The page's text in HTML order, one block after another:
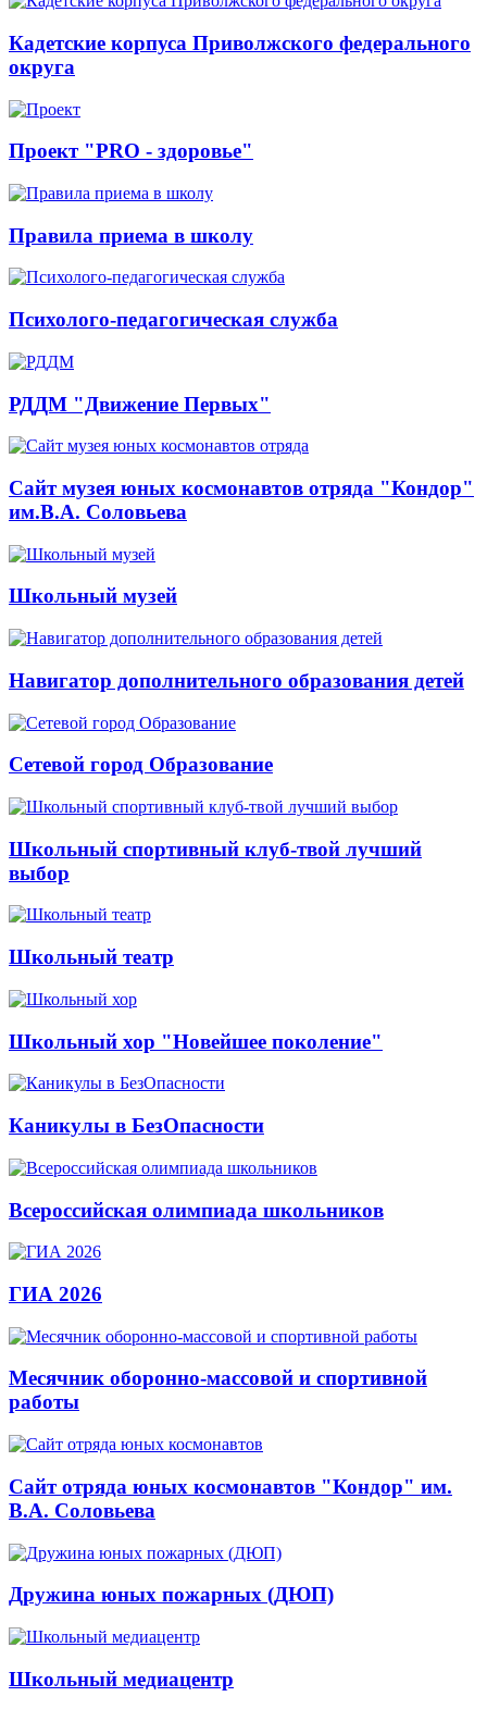
Кадетские корпуса Приволжского федерального
округа
Проект "PRO - здоровье"
Правила приема в школу
Психолого-педагогическая служба
РДДМ "Движение Первых"
Сайт музея юных космонавтов отряда "Кондор"
им.В.А. Соловьева
Школьный музей
Навигатор дополнительного образования детей
Сетевой город Образование
Школьный спортивный клуб-твой лучший
выбор
Школьный театр
Школьный хор "Новейшее поколение"
Каникулы в БезОпасности
Всероссийская олимпиада школьников
ГИА 2026
Месячник оборонно-массовой и спортивной
работы
Сайт отряда юных космонавтов "Кондор" им.
В.А. Соловьева
Дружина юных пожарных (ДЮП)
Школьный медиацентр